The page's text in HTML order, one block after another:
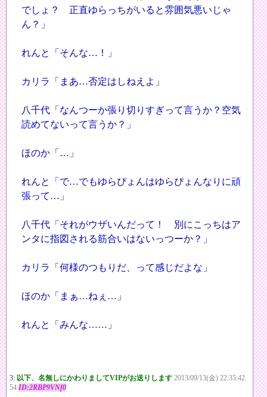
でしょ？ 正直ゆらっちがいると雰囲気悪いじゃ
ん？」
れんと「そんな…！」
カリラ「まあ…否定はしねえよ」
八千代「なんつーか張り切りすぎって言うか？空気
読めてないって言うか？」
ほのか「…」
れんと「で…でもゆらぴょんはゆらぴょんなりに頑
張って…」
八千代「それがウザいんだって！ 別にこっちはア
ンタに指図される筋合いはないっつーか？」
カリラ「何様のつもりだ、って感じだよな」
ほのか「まぁ…ねぇ…」
れんと「みんな……」
3: 以下、名無しにかわりましてVIPがお送りします 2013/09/13(金) 22:35:42.
54 ID:2RBP9VNf0